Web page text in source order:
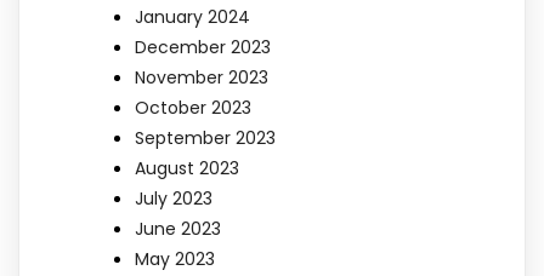
January 2024
December 2023
November 2023
October 2023
September 2023
August 2023
July 2023
June 2023
May 2023